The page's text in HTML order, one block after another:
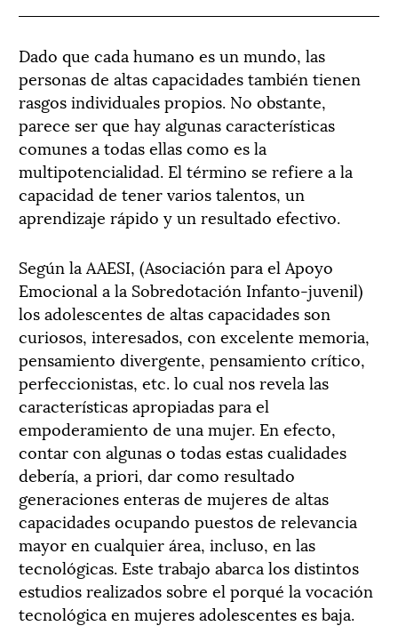
Dado que cada humano es un mundo, las
personas de altas capacidades también tienen
rasgos individuales propios. No obstante,
parece ser que hay algunas características
comunes a todas ellas como es la
multipotencialidad. El término se refiere a la
capacidad de tener varios talentos, un
aprendizaje rápido y un resultado efectivo.
Según la AAESI, (Asociación para el Apoyo
Emocional a la Sobredotación Infanto-juvenil)
los adolescentes de altas capacidades son
curiosos, interesados, con excelente memoria,
pensamiento divergente, pensamiento crítico,
perfeccionistas, etc. lo cual nos revela las
características apropiadas para el
empoderamiento de una mujer. En efecto,
contar con algunas o todas estas cualidades
debería, a priori, dar como resultado
generaciones enteras de mujeres de altas
capacidades ocupando puestos de relevancia
mayor en cualquier área, incluso, en las
tecnológicas. Este trabajo abarca los distintos
estudios realizados sobre el porqué la vocación
tecnológica en mujeres adolescentes es baja.